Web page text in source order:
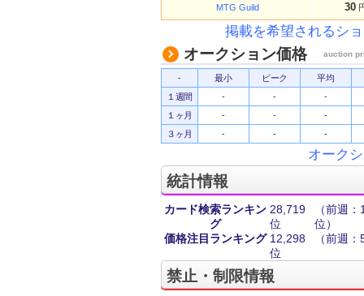
MTG Guild 30
掲載を希望されるシ
オークション価格 auction
- 最小 ピーク
平均
１週間
- -
-
１ヶ月
- -
-
３ヶ月
- - -
オーク
統計情報
カード検索ランキン
グ
28,719
位
（前週
位）
価格注目ランキング 12,298
位
（前週
禁止・制限情報